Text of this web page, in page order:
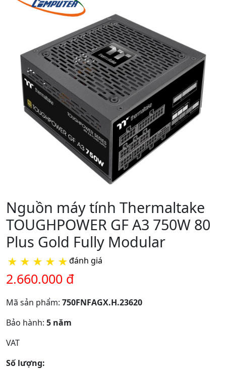
Nguồn máy tính Thermaltake
TOUGHPOWER GF A3 750W 80
Plus Gold Fully Modular
★ ★ ★ ★ ★đánh giá
2.660.000 đ
Mã sản phẩm: 750FNFAGX.H.23620
Bảo hành: 5 năm
VAT
Số lượng: